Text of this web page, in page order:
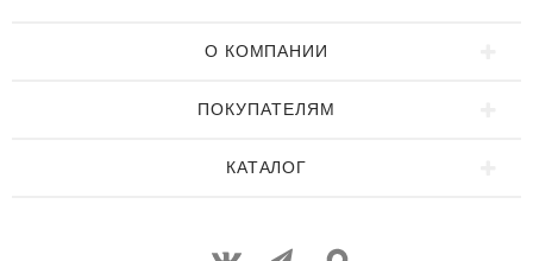
О КОМПАНИИ
ПОКУПАТЕЛЯМ
КАТАЛОГ